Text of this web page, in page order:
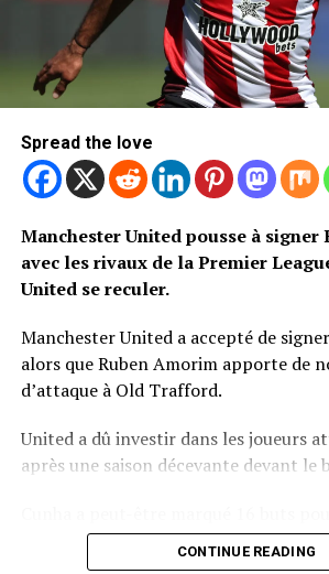
Spread the love
Manchester United pousse à signer
avec les rivaux de la Premier
United se reculer.
Manchester United a accepté de
alors que Ruben Amorim apporte de
d’attaque à Old Trafford.
United a dû investir dans les joueurs
après une saison décevante devant le
Wanderers la saison dernière, mais lui
pas les problèmes d’attaque de United.
CONTINUE READING